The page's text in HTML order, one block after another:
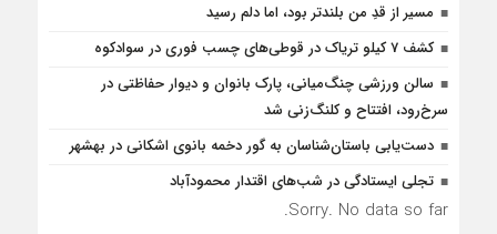
مسیر از قدِ من بلندتر بود، اما دلم رسید
کشف 7 کیلو تریاک در قوطی‌‌های چسب فوری در سوادکوه
سالن ورزشی چنگ‌میانی، پارک بانوان و دیوار حفاظتی در
سرخ‌رود، افتتاح و کلنگ‌زنی شد
دست‌یابی باستان‌شناسان به گور دخمه بانوی اشکانی در بهشهر
تجلی ایستادگی در شب‌های اقتدار محمودآباد
Sorry. No data so far.